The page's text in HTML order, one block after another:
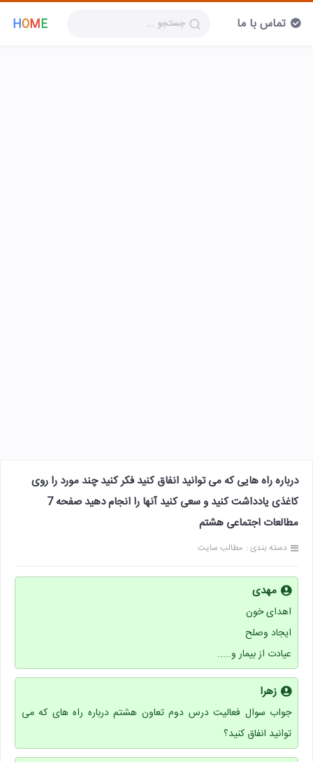
HOME تماس با ما
درباره راه هایی که می توانید انفاق کنید فکر کنید چند مورد را روی
کاغذی یادداشت کنید و سعی کنید آنها را انجام دهید صفحه 7
مطالعات اجتماعی هشتم
دسته بندی : مطالب سایت
مهدی
اهدای خون
ایجاد وصلح
عیادت از بیمار و.....
زهرا
جواب سوال فعالیت درس دوم تعاون هشتم درباره راه های که می
توانید انفاق کنید؟